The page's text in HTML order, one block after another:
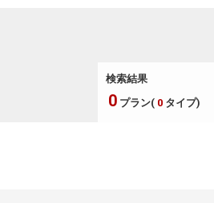
検索結果
0 プラン( 0 タイプ)